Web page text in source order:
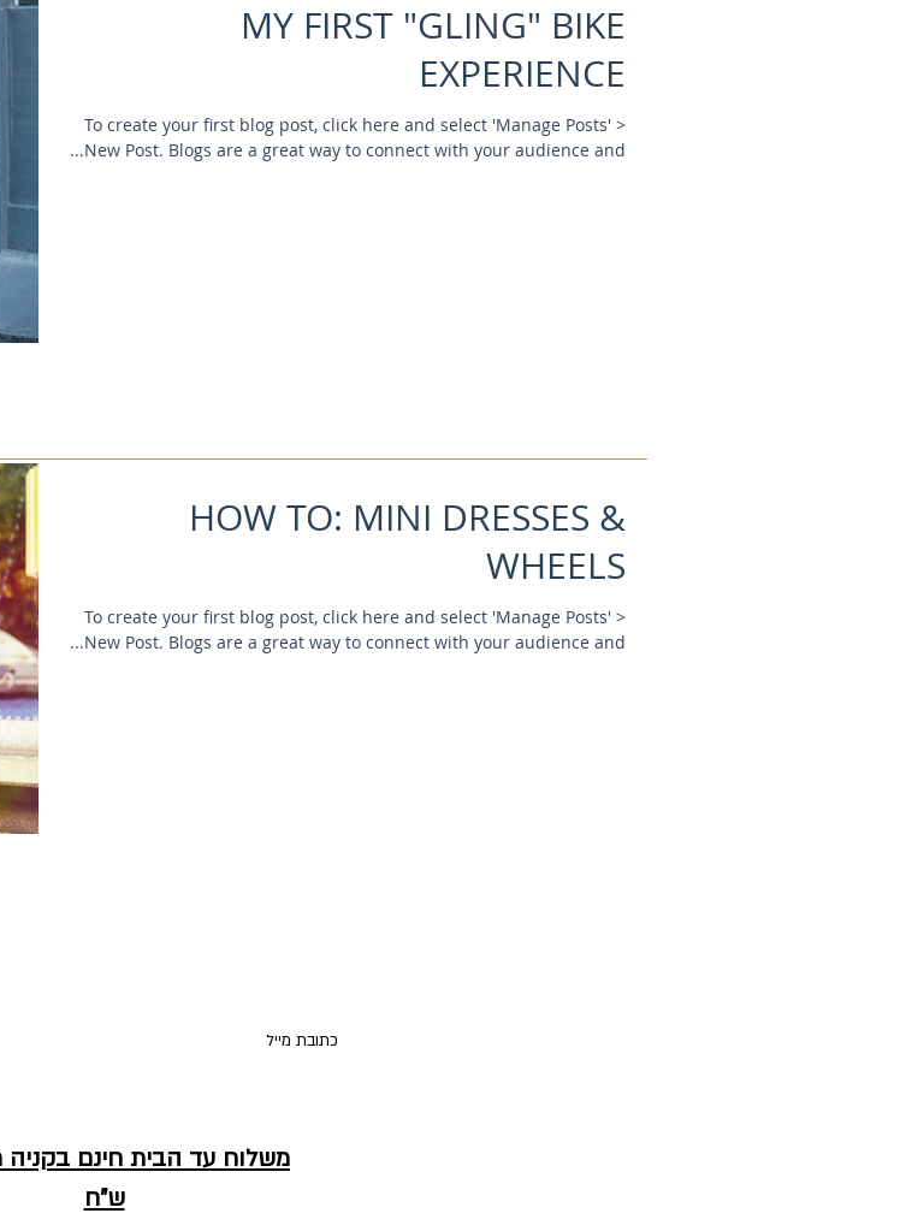
MY FIRST "GLING" BIKE
EXPERIENCE
To create your first blog post, click here and select 'Manage Posts' >
New Post. Blogs are a great way to connect with your audience and...
HOW TO: MINI DRESSES &
WHEELS
To create your first blog post, click here and select 'Manage Posts' >
New Post. Blogs are a great way to connect with your audience and...
ש"ח